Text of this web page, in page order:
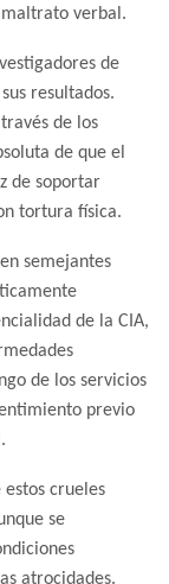
verbal.
de
resultados.
de los
de que el
de soportar
tortura física.
semejantes
de la CIA,
de los servicios
previo
estos crueles
se
atrocidades.